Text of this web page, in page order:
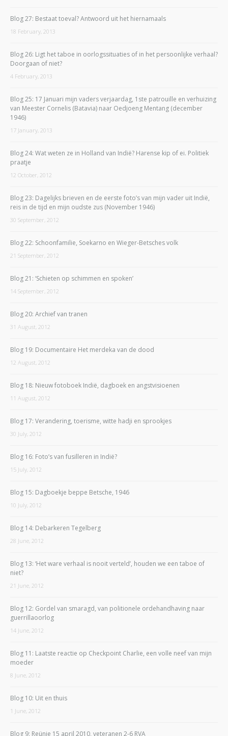
Blog 27: Bestaat toeval? Antwoord uit het hiernamaals
18 February, 2013
Blog 26: Ligt het taboe in oorlogssituaties of in het persoonlijke verhaal?
Doorgaan of niet?
4 February, 2013
Blog 25: 17 Januari mijn vaders verjaardag, 1ste patrouille en verhuizing
van Meester Cornelis (Batavia) naar Oedjoeng Mentang (december
1946)
17 January, 2013
Blog 24: Wat weten ze in Holland van Indië? Harense kip of ei. Politiek
praatje
12 October, 2012
Blog 23: Dagelijks brieven en de eerste foto’s van mijn vader uit Indië,
reis in de tijd en mijn oudste zus (November 1946)
30 September, 2012
Blog 22: Schoonfamilie, Soekarno en Wieger-Betsches volk
21 September, 2012
Blog 21: ‘Schieten op schimmen en spoken’
14 September, 2012
Blog 20: Archief van tranen
31 August, 2012
Blog 19: Documentaire Het merdeka van de dood
12 August, 2012
Blog 18: Nieuw fotoboek Indië, dagboek en angstvisioenen
11 August, 2012
Blog 17: Verandering, toerisme, witte hadji en sprookjes
30 July, 2012
Blog 16: Foto’s van fusilleren in Indië?
15 July, 2012
Blog 15: Dagboekje beppe Betsche, 1946
10 July, 2012
Blog 14: Debarkeren Tegelberg
28 June, 2012
Blog 13: ‘Het ware verhaal is nooit verteld’, houden we een taboe of
niet?
21 June, 2012
Blog 12: Gordel van smaragd, van politionele ordehandhaving naar
guerrillaoorlog
14 June, 2012
Blog 11: Laatste reactie op Checkpoint Charlie, een volle neef van mijn
moeder
8 June, 2012
Blog 10: Uit en thuis
1 June, 2012
Blog 9: Reünie 15 april 2010, veteranen 2-6 RVA